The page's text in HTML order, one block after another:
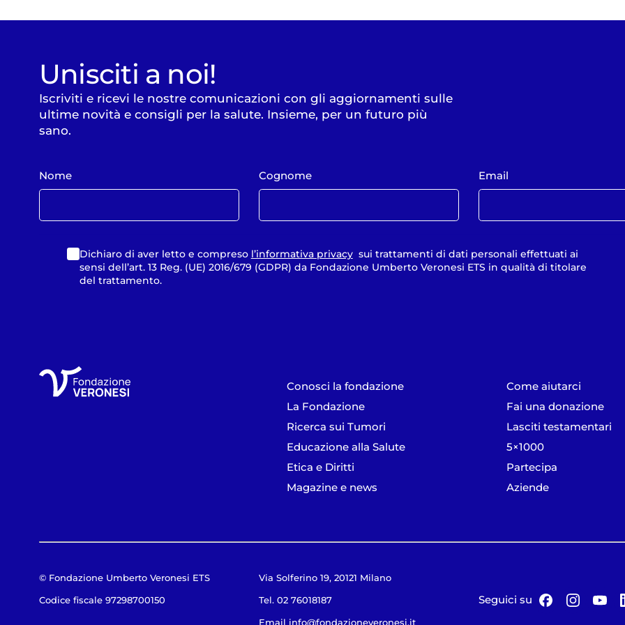
Unisciti a noi!
Iscriviti e ricevi le nostre comunicazioni con gli aggiornamenti sulle
ultime novità e consigli per la salute. Insieme, per un futuro più
sano.
Nome Cognome Email
Dichiaro di aver letto e compreso l’informativa privacysui trattamenti di dati personali effettuati ai
sensi dell’art. 13 Reg. (UE) 2016/679 (GDPR) da Fondazione Umberto Veronesi ETS in qualità di titolare
del trattamento.
Conosci la fondazione
La Fondazione
Ricerca sui Tumori
Educazione alla Salute
Etica e Diritti
Magazine e news
Come aiutarci
Fai una donazione
Lasciti testamentari
5×1000
Partecipa
Aziende
© Fondazione Umberto Veronesi ETS
Codice fiscale 97298700150
Via Solferino 19, 20121 Milano
Tel. 02 76018187
Email info@fondazioneveronesi.it
Seguici su